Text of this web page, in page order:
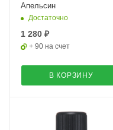
Апельсин
Достаточно
1 280 ₽
+ 90 на счет
В КОРЗИНУ